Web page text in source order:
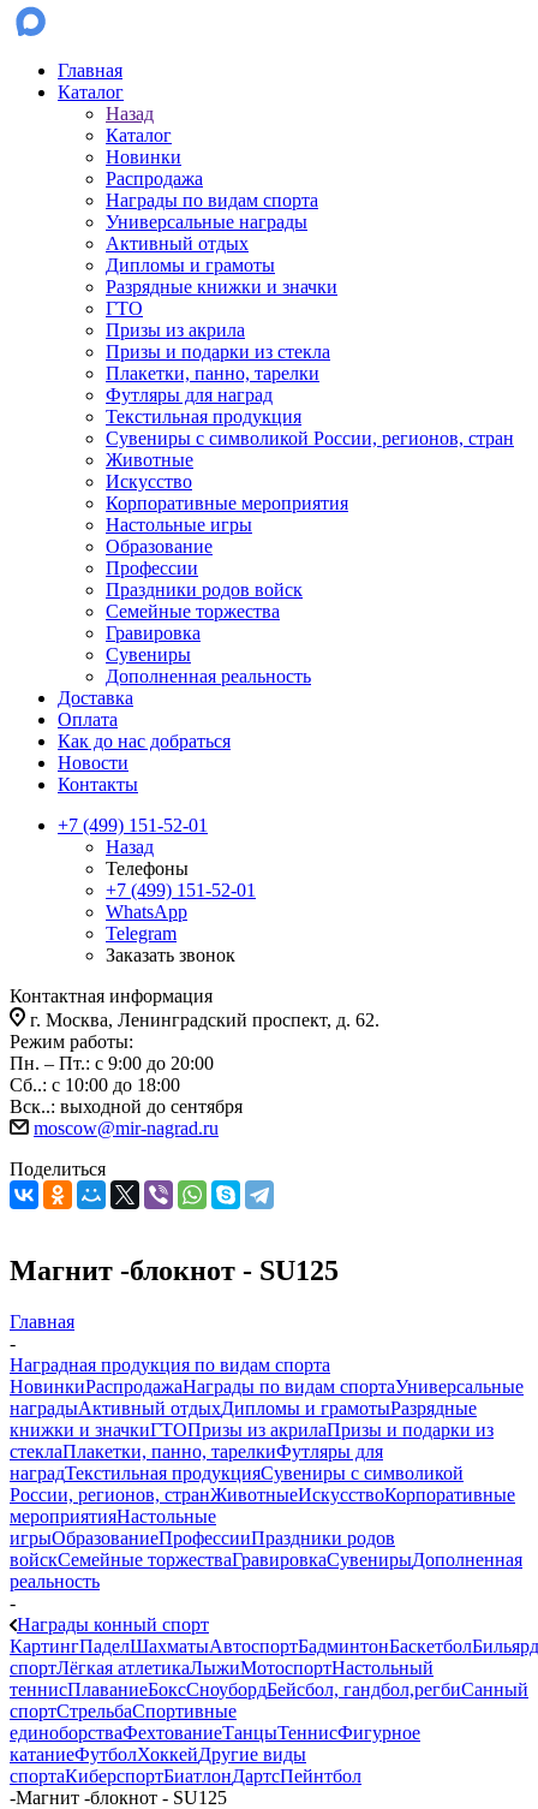
Главная
Каталог
Назад
Каталог
Новинки
Распродажа
Награды по видам спорта
Универсальные награды
Активный отдых
Дипломы и грамоты
Разрядные книжки и значки
ГТО
Призы из акрила
Призы и подарки из стекла
Плакетки, панно, тарелки
Футляры для наград
Текстильная продукция
Сувениры с символикой России, регионов, стран
Животные
Искусство
Корпоративные мероприятия
Настольные игры
Образование
Профессии
Праздники родов войск
Семейные торжества
Гравировка
Сувениры
Дополненная реальность
Доставка
Оплата
Как до нас добраться
Новости
Контакты
+7 (499) 151-52-01
Назад
Телефоны
+7 (499) 151-52-01
WhatsApp
Telegram
Заказать звонок
Контактная информация
г. Москва, Ленинградский проспект, д. 62.
Режим работы:
Пн. – Пт.: с 9:00 до 20:00
Сб..: с 10:00 до 18:00
Вск..: выходной до сентября
moscow@mir-nagrad.ru
Поделиться
Магнит -блокнот - SU125
Главная
-
Наградная продукция по видам спорта
НовинкиРаспродажаНаграды по видам спортаУниверсальные
наградыАктивный отдыхДипломы и грамотыРазрядные
книжки и значкиГТОПризы из акрилаПризы и подарки из
стеклаПлакетки, панно, тарелкиФутляры для
наградТекстильная продукцияСувениры с символикой
России, регионов, странЖивотныеИскусствоКорпоративные
мероприятияНастольные
игрыОбразованиеПрофессииПраздники родов
войскСемейные торжестваГравировкаСувенирыДополненная
реальность
-
Награды конный спорт
КартингПаделШахматыАвтоспортБадминтонБаскетболБильярд
спортЛёгкая атлетикаЛыжиМотоспортНастольный
теннисПлаваниеБоксСноубордБейсбол, гандбол,регбиСанный
спортСтрельбаСпортивные
единоборстваФехтованиеТанцыТеннисФигурное
катаниеФутболХоккейДругие виды
спортаКиберспортБиатлонДартсПейнтбол
-Магнит -блокнот - SU125